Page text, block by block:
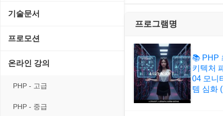
웹 유틸리티
사운드카드
입력장치
저장장치
판매/재고/회계
프로그래밍 관련
경찰청-범죄예방
경찰청-수사
경찰청-외국어번역본
Emulator(게임실행기)
기술문서
C#, .NET, Visual Studio
프로모션
고정아이피.net
루젠VPN(LuzenVPN)
루젠호스팅(LuzenHosting)
온라인 강의
PHP - 고급
PHP - 중급
프로그램명
📚 PHP
키텍처
04 모니
템 심화